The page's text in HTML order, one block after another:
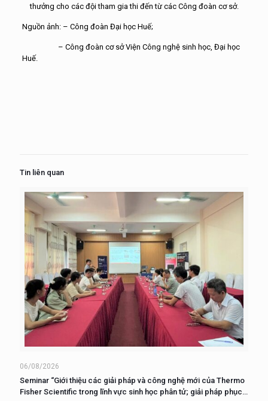
thưởng cho các đội tham gia thi đến từ các Công đoàn cơ sở.
Nguồn ảnh: – Công đoàn Đại học Huế;
– Công đoàn cơ sở Viện Công nghệ sinh học, Đại học
Huế.
Tin liên quan
06/08/2026
Seminar “Giới thiệu các giải pháp và công nghệ mới của Thermo
Fisher Scientific trong lĩnh vực sinh học phân tử; giải pháp phục